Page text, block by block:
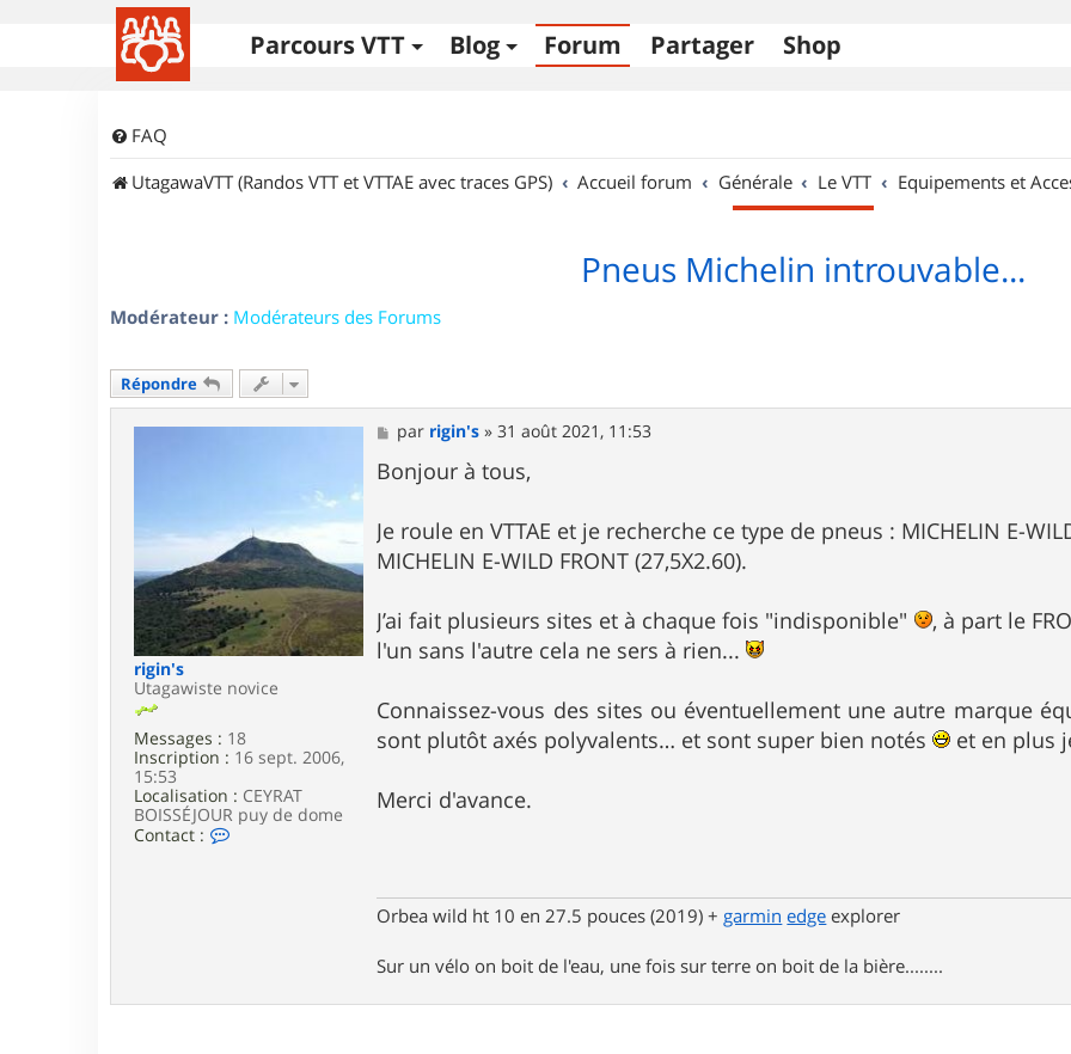
Parcours VTT Blog Forum Partager Shop
FAQ
UtagawaVTT (Randos VTT et VTTAE avec traces GPS)
Accueil forum Générale Le VTT Equipements et
Pneus Michelin introuvable...
Modérateur : Modérateurs des Forums
Répondre
rigin's
Utagawiste novice
Messages : 18
Inscription : 16 sept. 2006,
15:53
Localisation : CEYRAT
BOISSÉJOUR puy de dome
Contact :
C
r
M
e
s
s
g
e
par rigin's »31 août 2021, 11:53
Bonjour à tous,
Je roule en VTTAE et je recherche ce type de pneus : MICHELIN E-
MICHELIN E-WILD FRONT (27,5X2.60).
J’ai fait plusieurs sites et à chaque fois "indisponible"
, à part le
l'un sans l'autre cela ne sers à rien...
Connaissez-vous des sites ou éventuellement une autre marque
sont plutôt axés polyvalents… et sont super bien notés
et en plus
Merci d'avance.
Orbea wild ht 10 en 27.5 pouces (2019) + garmin edge explorer
Sur un vélo on boit de l'eau, une fois sur terre on boit de la bière........